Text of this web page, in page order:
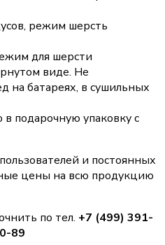
режим шерсть
для шерсти
виде. Не
на батареях, в сушильных
подарочную упаковку с
и постоянных
цены на всю продукцию
по тел. +7 (499) 391-
89